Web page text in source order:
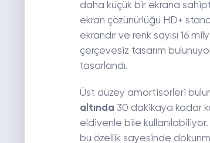
daha küçük bir ekrana
ekran çözünürlüğü HD+
ekrandır ve renk sayısı 16
çerçevesiz tasarım
tasarlandı.
Üst düzey amortisörleri
altında 30 dakikaya kadar
eldivenle bile
bu özellik sayesinde